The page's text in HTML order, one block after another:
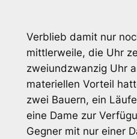
Verblieb damit nur
mittlerweile, die Uhr
zweiundzwanzig Uhr
materiellen Vorteil
zwei Bauern, ein
eine Dame zur
Gegner mit nur einer